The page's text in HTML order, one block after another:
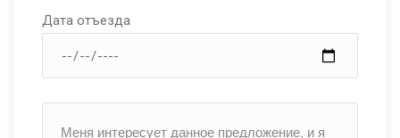
Дата отъезда